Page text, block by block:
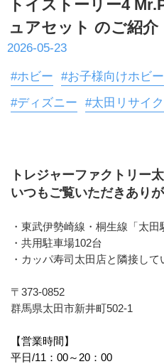
トイストーリー4
ュアセット のご紹介
2026-05-23
#ホビー #お子様向けホビー
#ディズニー
#太田リサイ
トレジャーファクトリー
いつもご覧いただきあり
・東武伊勢崎線・桐生線「太
・共用駐車場102台
・カッパ寿司太田店と隣接して
〒373-0852
群馬県太田市新井町502-1
【営業時間】
平日/11：00～20：00